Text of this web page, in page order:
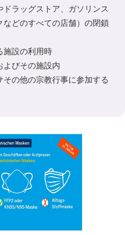
ドラッグストア、ガソリンス
などのすべての店舗）の閉鎖
施設の利用時
よびその施設内
その他の宗教行事に参加する